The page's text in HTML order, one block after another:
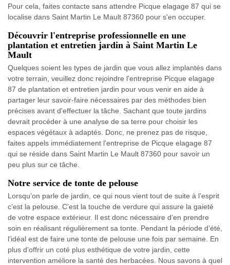
Pour cela, faites contacte sans attendre Picque elagage 87 qui se
localise dans Saint Martin Le Mault 87360 pour s'en occuper.
Découvrir l'entreprise professionnelle en une
plantation et entretien jardin à Saint Martin Le
Mault
Quelques soient les types de jardin que vous allez implantés dans
votre terrain, veuillez donc rejoindre l'entreprise Picque elagage
87 de plantation et entretien jardin pour vous venir en aide à
partager leur savoir-faire nécessaires par des méthodes bien
précises avant d'effectuer la tâche. Sachant que toute jardins
devrait procéder à une analyse de sa terre pour choisir les
espaces végétaux à adaptés. Donc, ne prenez pas de risque,
faites appels immédiatement l'entreprise de Picque elagage 87
qui se réside dans Saint Martin Le Mault 87360 pour savoir un
peu plus sur ce tâche.
Notre service de tonte de pelouse
Lorsqu’on parle de jardin, ce qui nous vient tout de suite à l’esprit
c’est la pelouse. C’est la touche de verdure qui assure la gaieté
de votre espace extérieur. Il est donc nécessaire d’en prendre
soin en réalisant régulièrement sa tonte. Pendant la période d’été,
l’idéal est de faire une tonte de pelouse une fois par semaine. En
plus d’offrir un coté plus esthétique de votre jardin, cette
intervention améliore la santé des herbacées. Nous savons à quel